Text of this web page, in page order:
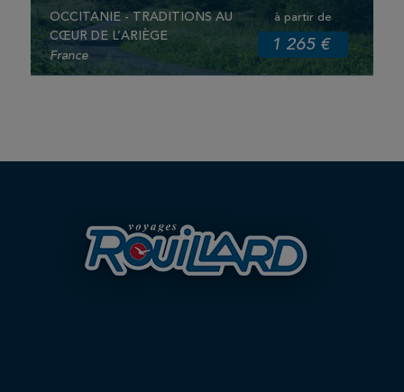
OCCITANIE - TRADITIONS AU
CŒUR DE L’ARIÈGE
France
à partir de
1 265 €